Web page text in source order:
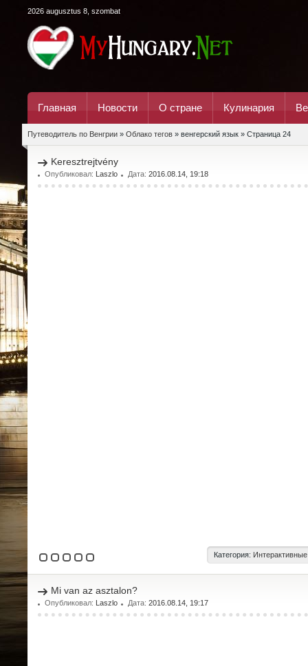
2026 augusztus 8, szombat
Главная Новости О стране Кулинария
Путеводитель по Венгрии » Облако тегов » венгерский язык » Страница 24
Keresztrejtvény
Опубликовал: Laszlo Дата: 2016.08.14, 19:18
Категория:
Mi van az asztalon?
Опубликовал: Laszlo Дата: 2016.08.14, 19:17